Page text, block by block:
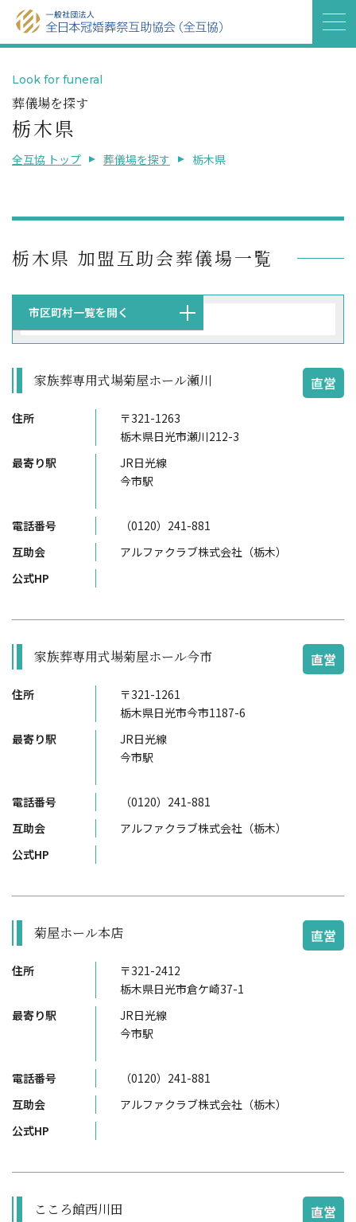
Look for funeral
葬儀場を探す
栃木県
全互協 トップ 葬儀場を探す 栃木県
栃木県 加盟互助会葬儀場一覧
市区町村一覧を開く
家族葬専用式場菊屋ホール瀬川 直営
住所
〒321-1263
栃木県日光市瀬川212-3
最寄り駅
JR日光線
今市駅
電話番号
（0120）241-881
互助会
アルファクラブ株式会社（栃木）
公式HP
家族葬専用式場菊屋ホール今市 直営
住所
〒321-1261
栃木県日光市今市1187-6
最寄り駅
JR日光線
今市駅
電話番号
（0120）241-881
互助会
アルファクラブ株式会社（栃木）
公式HP
菊屋ホール本店 直営
住所
〒321-2412
栃木県日光市倉ケ崎37-1
最寄り駅
JR日光線
今市駅
電話番号
（0120）241-881
互助会
アルファクラブ株式会社（栃木）
公式HP
こころ館西川田 直営